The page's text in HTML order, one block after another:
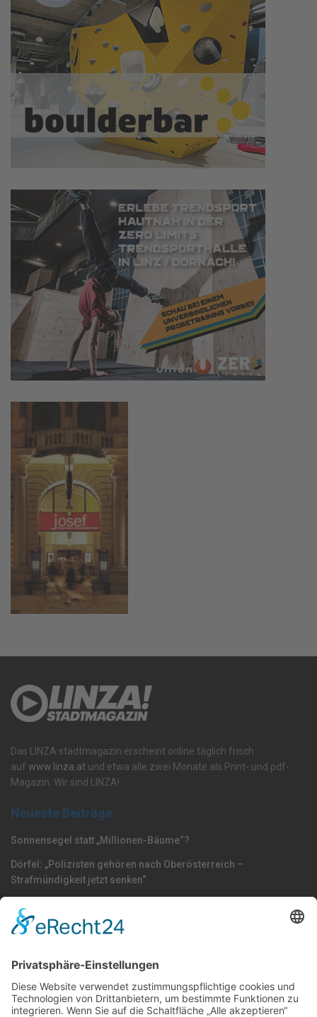
Das LINZA stadtmagazin erscheint online täglich frisch
auf www.linza.at und etwa alle zwei Monate als Print- und pdf-
Magazin. Wir sind LINZA!
Neueste Beiträge
Sonnensegel statt „Millionen-Bäume“?
Dörfel: „Polizisten gehören nach Oberösterreich –
Strafmündigkeit jetzt senken“
jetzigen Standort weg
Allgemein
Events
Freizeit
Linz
LINZAgschichten
Unterwegs
VerQUERt I Satire